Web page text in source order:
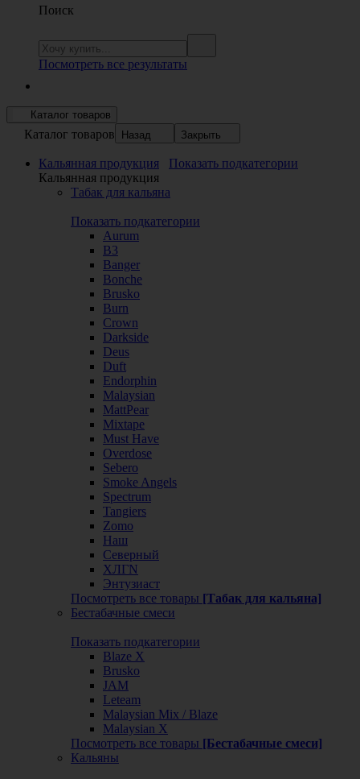
Поиск
Посмотреть все результаты
Каталог товаров
Каталог товаров Назад Закрыть
Кальянная продукция
Показать подкатегории
Кальянная продукция
Табак для кальяна
Показать подкатегории
Aurum
B3
Banger
Bonche
Brusko
Burn
Crown
Darkside
Deus
Duft
Endorphin
Malaysian
MattPear
Mixtape
Must Have
Overdose
Sebero
Smoke Angels
Spectrum
Tangiers
Zomo
Наш
Северный
ХЛГN
Энтузиаст
Посмотреть все товары [Табак для кальяна]
Бестабачные смеси
Показать подкатегории
Blaze X
Brusko
JAM
Leteam
Malaysian Mix / Blaze
Malaysian X
Посмотреть все товары [Бестабачные смеси]
Кальяны